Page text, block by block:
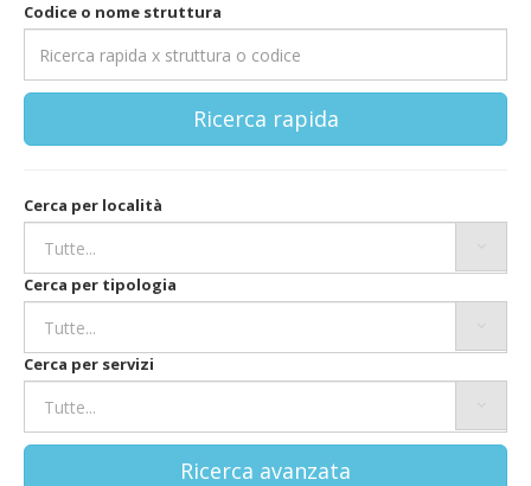
Codice o nome struttura
Ricerca rapida
Cerca per località
Cerca per tipologia
Cerca per servizi
Ricerca avanzata